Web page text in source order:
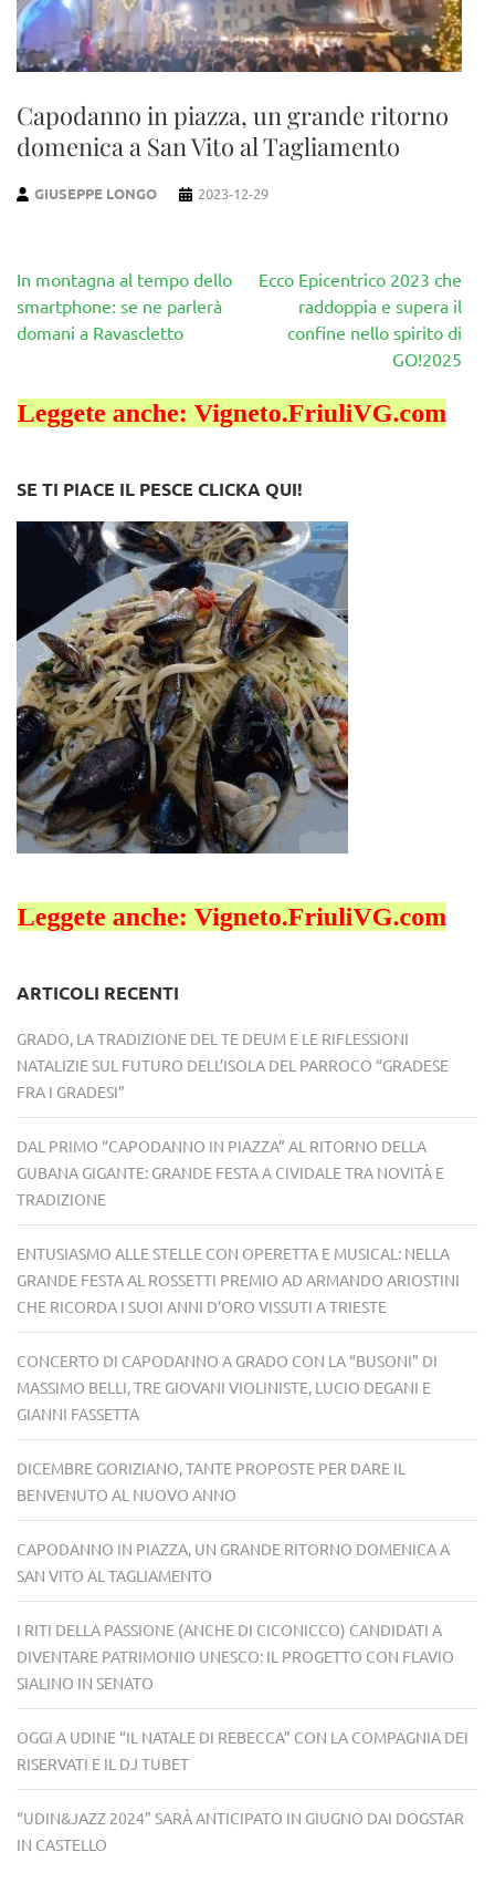
Capodanno in piazza, un grande ritorno
domenica a San Vito al Tagliamento
GIUSEPPE LONGO 2023-12-29
Navigazione
articoli
In montagna al tempo dello
smartphone: se ne parlerà
domani a Ravascletto
Ecco Epicentrico 2023 che
raddoppia e supera il
confine nello spirito di
GO!2025
SE TI PIACE IL PESCE CLICKA QUI!
ARTICOLI RECENTI
GRADO, LA TRADIZIONE DEL TE DEUM E LE RIFLESSIONI
NATALIZIE SUL FUTURO DELL’ISOLA DEL PARROCO “GRADESE
FRA I GRADESI”
DAL PRIMO “CAPODANNO IN PIAZZA” AL RITORNO DELLA
GUBANA GIGANTE: GRANDE FESTA A CIVIDALE TRA NOVITÀ E
TRADIZIONE
ENTUSIASMO ALLE STELLE CON OPERETTA E MUSICAL: NELLA
GRANDE FESTA AL ROSSETTI PREMIO AD ARMANDO ARIOSTINI
CHE RICORDA I SUOI ANNI D’ORO VISSUTI A TRIESTE
CONCERTO DI CAPODANNO A GRADO CON LA “BUSONI” DI
MASSIMO BELLI, TRE GIOVANI VIOLINISTE, LUCIO DEGANI E
GIANNI FASSETTA
DICEMBRE GORIZIANO, TANTE PROPOSTE PER DARE IL
BENVENUTO AL NUOVO ANNO
CAPODANNO IN PIAZZA, UN GRANDE RITORNO DOMENICA A
SAN VITO AL TAGLIAMENTO
I RITI DELLA PASSIONE (ANCHE DI CICONICCO) CANDIDATI A
DIVENTARE PATRIMONIO UNESCO: IL PROGETTO CON FLAVIO
SIALINO IN SENATO
OGGI A UDINE “IL NATALE DI REBECCA” CON LA COMPAGNIA DEI
RISERVATI E IL DJ TUBET
“UDIN&JAZZ 2024” SARÀ ANTICIPATO IN GIUGNO DAI DOGSTAR
IN CASTELLO